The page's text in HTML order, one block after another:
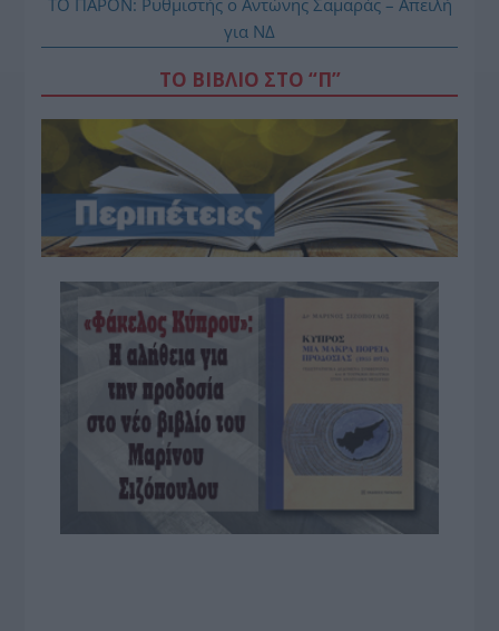
για ΝΔ
ΤΟ ΒΙΒΛΙΟ ΣΤΟ “Π”